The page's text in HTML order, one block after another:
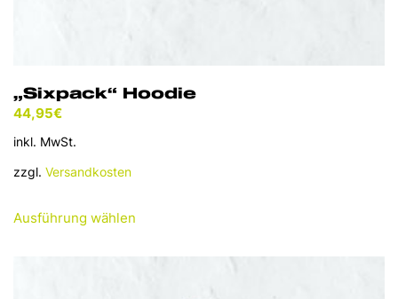
„Sixpack“ Hoodie
44,95€
inkl. MwSt.
zzgl. Versandkosten
Ausführung wählen